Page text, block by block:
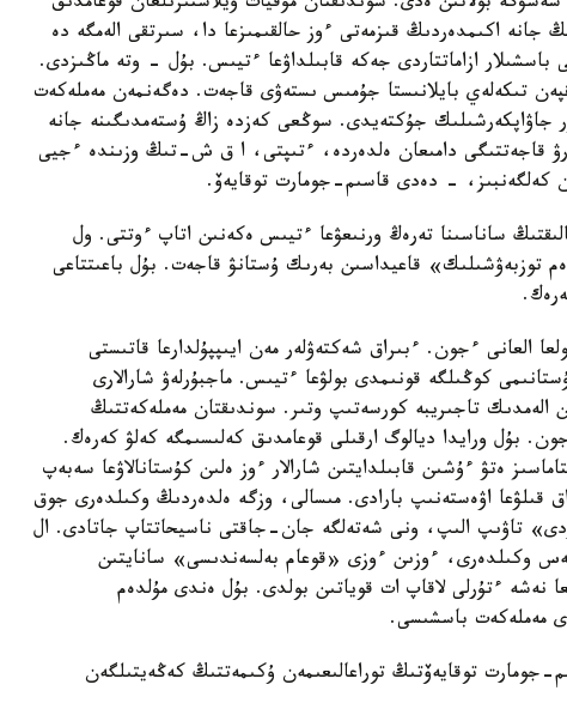
جانە اكىمدەردىڭ قىزمەتى ءوز حالقىمىزعا دا، سىرتقى الەمگە دە
ازاماتتاردى جەكە قابىلداۋعا ءتيىس. بۇل - وتە ماڭىزدى.
تىكەلەي بايلانىستا جۇمىس ىستەۋى قاجەت. دەگەنمەن مەملەكەت
جاۋاپكەرشىلىك جۇكتەيدى. سوڭعى كەزدە زاڭ ۇستەمدىگىنە جانە
قاجەتتىگى دامىعان ەلدەردە، ءتىپتى، ا ق ش-تىڭ وزىندە ءجيى
كەلگەنبىز، - دەدى قاسىم-جومارت توقايەۆ.
ساناسىنا تەرەڭ ورنىعۋعا ءتيىس ەكەنىن اتاپ ءوتتى. ول
توزبەۋشىلىك» قاعيداسىن بەرىك ۇستانۋ قاجەت. بۇل باعىتتاعى
العانى ءجون. ءبىراق شەكتەۋلەر مەن ايىپپۇلدارعا قاتىستى
كوڭىلگە قونىمدى بولۋعا ءتيىس. ماجبۇرلەۋ شارالارى
الەمدىك تاجىريبە كورسەتىپ وتىر. سوندىقتان مەملەكەتتىڭ
بۇل ورايدا ديالوگ ارقىلى قوعامدىق كەلىسىمگە كەلۋ كەرەك.
ەتۋ ءۇشىن قابىلدايتىن شارالار ءوز ەلىن كۇستانالاۋعا سەبەپ
قىلۋعا اۋەستەنىپ بارادى. مىسالى، وزگە ەلدەردىڭ وكىلدەرى جوق
تاۋىپ الىپ، ونى شەتەلگە جان-جاقتى ناسيحاتتاپ جاتادى. ال
وكىلدەرى، ءوزىن ءوزى «قوعام بەلسەندىسى» سانايتىن
نەشە ءتۇرلى لاقاپ ات قوياتىن بولدى. بۇل ەندى مۇلدەم
مەملەكەت باسشىسى.
جومارت توقايەۆتىڭ توراعالىعىمەن ۇكىمەتتىڭ كەڭەيتىلگەن